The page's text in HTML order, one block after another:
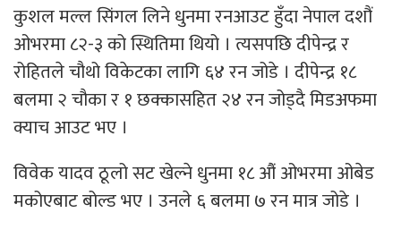
कुशल मल्ल सिंगल लिने धुनमा रनआउट हुँदा नेपाल दशौं
ओभरमा ८२-३ को स्थितिमा थियो । त्यसपछि दीपेन्द्र र
रोहितले चौथो विकेटका लागि ६४ रन जोडे । दीपेन्द्र १८
बलमा २ चौका र १ छक्कासहित २४ रन जोड्दै मिडअफमा
क्याच आउट भए ।
विवेक यादव ठूलो सट खेल्ने धुनमा १८ औं ओभरमा ओबेड
मकोएबाट बोल्ड भए । उनले ६ बलमा ७ रन मात्र जोडे ।